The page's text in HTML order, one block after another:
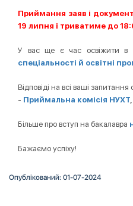
Приймання заяв і
19 липня і триватиме до
У вас ще є час освіжити в
спеціальності й освітні
Відповіді на всі ваші
- Приймальна комісія НУХТ,
Більше про вступ на бакалавра
Бажаємо успіху!
Опублікований: 01-07-2024